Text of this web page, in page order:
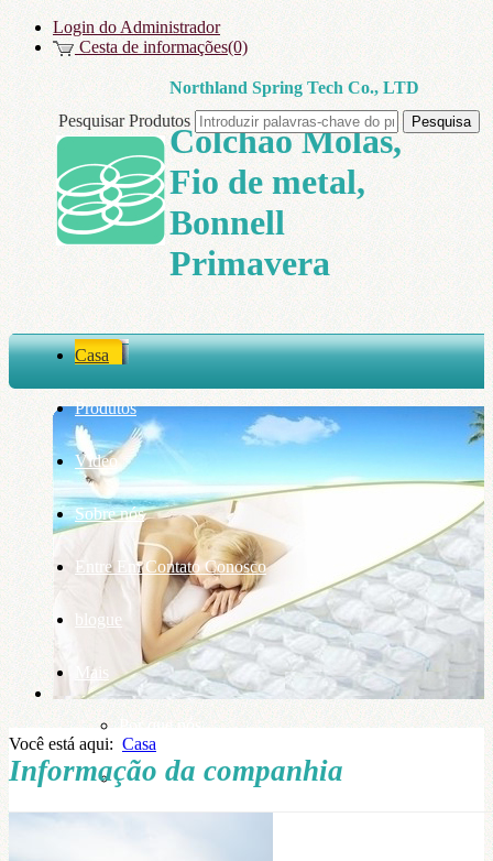
Login do Administrador
Cesta de informações(0)
Northland Spring Tech Co., LTD
Colchão Molas,
Fio de metal,
Bonnell
Primavera
Casa
Produtos
Vídeo
Sobre nós
Entre Em Contato Conosco
blogue
Mais
Por que nós
base de conhecimento
Pesquisar Produtos
Você está aqui: Casa
Informação da companhia